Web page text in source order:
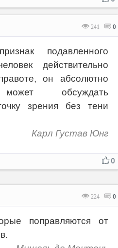
241 0
подавленного
действительно
он абсолютно
обсуждать
зрения без тени
Карл Густав Юнг
0
224 0
поправляются от